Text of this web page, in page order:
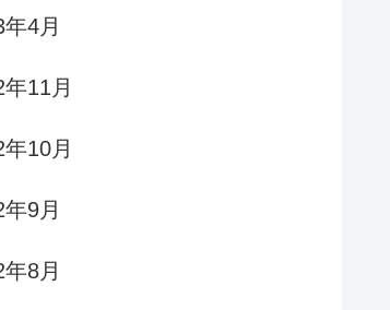
4月
11月
10月
9月
8月